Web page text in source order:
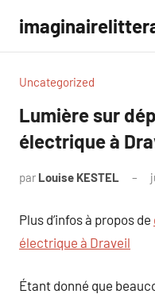
contenu
Uncategorized
Lumière sur
électrique à
par Louise KESTEL
Plus d’infos à propos de
électrique à Draveil
Étant donné que